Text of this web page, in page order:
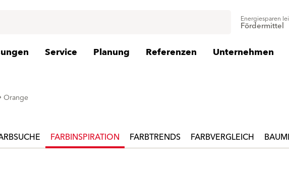
Energiesparen
Fördermittel
Service Planung Referenzen Unternehmen
Orange
FARBINSPIRATION FARBTRENDS FARBVERGLEICH